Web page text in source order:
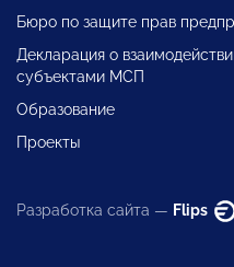
Бюро по защите прав
Декларация о
субъектами МСП
Образование
Проекты
Разработка сайта — Flips